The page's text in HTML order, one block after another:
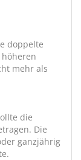
doppelte
mehr als
die
Die
ganzjährig